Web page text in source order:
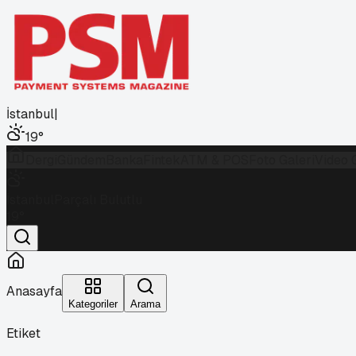
İstanbul|
19°
Anasayfa
Kategoriler Arama
Etiket